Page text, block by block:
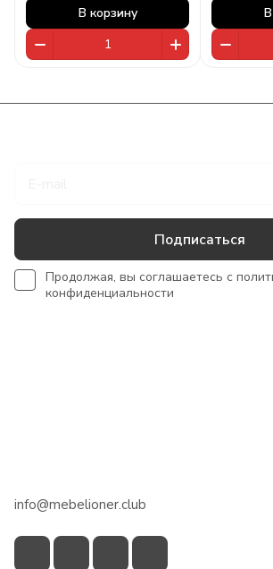
В корзину
Подписаться
Продолжая, вы соглашаетесь с
конфиденциальности
info@mebelioner.club